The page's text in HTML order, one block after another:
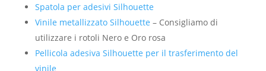
Spatola per adesivi Silhouette
Vinile metallizzato Silhouette – Consigliamo di
utilizzare i rotoli Nero e Oro rosa
Pellicola adesiva Silhouette per il trasferimento del
vinile